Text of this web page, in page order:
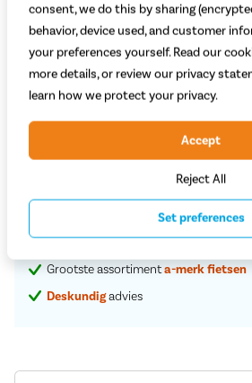
Adviesprijs2.899,-
2.419,-
Begin met bestellen
Proefrit in de
prijzen
Service en rijklareaflevering aan huis
Grootste assortimenta-merk fietsen
Deskundigadvies
consent, we do this by sharing
behavior, device used, and customer
your preferences yourself. Read our
more details, or review our privacy
learn how we protect your privacy.
Reject All
Accept
Set preferences